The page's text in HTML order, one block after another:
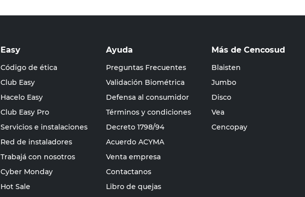
Easy
Código de ética
Club Easy
Hacelo Easy
Club Easy Pro
Servicios e instalaciones
Red de instaladores
Trabajá con nosotros
Cyber Monday
Hot Sale
Ayuda
Preguntas Frecuentes
Validación Biométrica
Defensa al consumidor
Términos y condiciones
Decreto 1798/94
Acuerdo ACYMA
Venta empresa
Contactanos
Libro de quejas
Más de Cencosud
Blaisten
Jumbo
Disco
Vea
Cencopay